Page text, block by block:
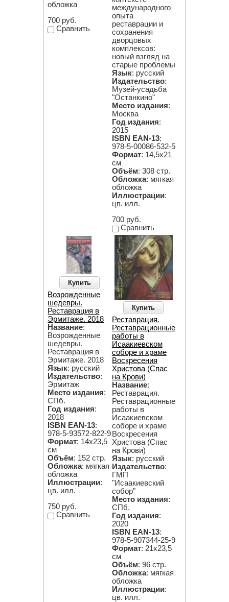
обложка
700 руб.
Сравнить
международного
опыта
реставрации и
сохранения
дворцовых
комплексов:
новый взгляд на
старые проблемы
Язык: русский
Издательство:
Музей-усадьба
"Останкино"
Место издания:
Москва
Год издания:
2015
ISBN EAN-13:
978-5-00086-532-5
Формат: 14,5х21
см
Объём: 308 стр.
Обложка: мягкая
обложка
Иллюстрации:
цв. илл.
700 руб.
Сравнить
Купить
Возрожденные
шедевры.
Реставрация в
Эрмитаже. 2018
Название:
Возрожденные
шедевры.
Реставрация в
Эрмитаже. 2018
Язык: русский
Издательство:
Эрмитаж
Место издания:
СПб.
Год издания:
2018
ISBN EAN-13:
978-5-93572-822-9
Формат: 14х23,5
см
Объём: 152 стр.
Обложка: мягкая
обложка
Иллюстрации:
цв. илл.
750 руб.
Сравнить
Купить
Реставрация.
Реставрационные
работы в
Исаакиевском
соборе и храме
Воскресения
Христова (Спас
на Крови)
Название:
Реставрация.
Реставрационные
работы в
Исаакиевском
соборе и храме
Воскресения
Христова (Спас
на Крови)
Язык: русский
Издательство:
ГМП
"Исаакиевский
собор"
Место издания:
СПб.
Год издания:
2020
ISBN EAN-13:
978-5-907344-25-9
Формат: 21х23,5
см
Объём: 96 стр.
Обложка: мягкая
обложка
Иллюстрации:
цв. илл.